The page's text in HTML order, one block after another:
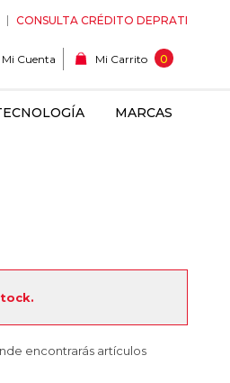
CONSULTA CRÉDITO DEPRATI
Mi Cuenta Mi Carrito 0
MARCAS
encontrarás artículos